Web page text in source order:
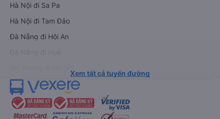
Hà Nội đi Sa Pa
Hà Nội đi Tam Đảo
Đà Nẵng đi Hội An
Xem tất cả tuyến đường